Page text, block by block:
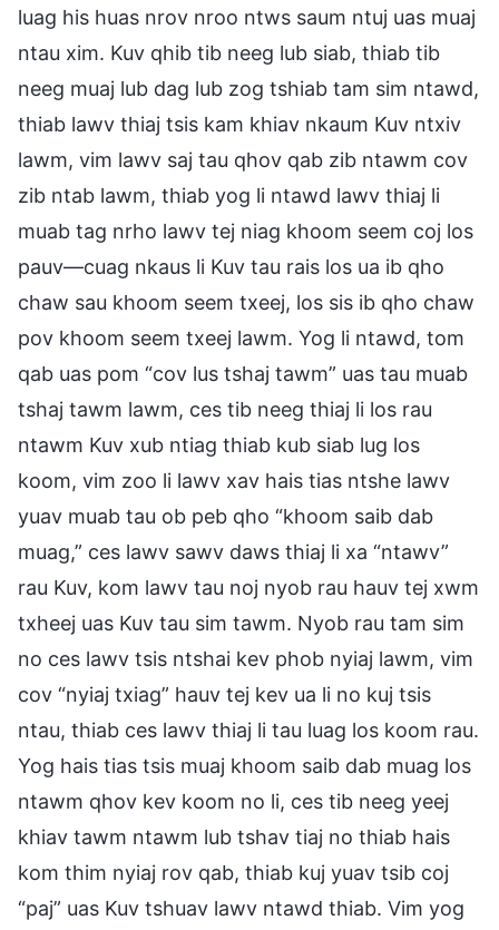
luag his huas nrov nroo ntws saum ntuj uas muaj
ntau xim. Kuv qhib tib neeg lub siab, thiab tib
neeg muaj lub dag lub zog tshiab tam sim ntawd,
thiab lawv thiaj tsis kam khiav nkaum Kuv ntxiv
lawm, vim lawv saj tau qhov qab zib ntawm cov
zib ntab lawm, thiab yog li ntawd lawv thiaj li
muab tag nrho lawv tej niag khoom seem coj los
pauv—cuag nkaus li Kuv tau rais los ua ib qho
chaw sau khoom seem txeej, los sis ib qho chaw
pov khoom seem txeej lawm. Yog li ntawd, tom
qab uas pom “cov lus tshaj tawm” uas tau muab
tshaj tawm lawm, ces tib neeg thiaj li los rau
ntawm Kuv xub ntiag thiab kub siab lug los
koom, vim zoo li lawv xav hais tias ntshe lawv
yuav muab tau ob peb qho “khoom saib dab
muag,” ces lawv sawv daws thiaj li xa “ntawv”
rau Kuv, kom lawv tau noj nyob rau hauv tej xwm
txheej uas Kuv tau sim tawm. Nyob rau tam sim
no ces lawv tsis ntshai kev phob nyiaj lawm, vim
cov “nyiaj txiag” hauv tej kev ua li no kuj tsis
ntau, thiab ces lawv thiaj li tau luag los koom rau.
Yog hais tias tsis muaj khoom saib dab muag los
ntawm qhov kev koom no li, ces tib neeg yeej
khiav tawm ntawm lub tshav tiaj no thiab hais
kom thim nyiaj rov qab, thiab kuj yuav tsib coj
“paj” uas Kuv tshuav lawv ntawd thiab. Vim yog